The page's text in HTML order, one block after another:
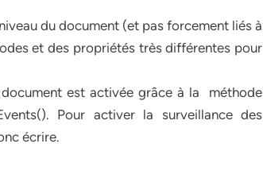
du document (et pas forcement liés à
et des propriétés très différentes pour
document est activée grâce à la méthode
Pour activer la surveillance des
écrire.